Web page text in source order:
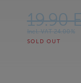
19.90
Incl. VAT 24.00%
SOLD OUT